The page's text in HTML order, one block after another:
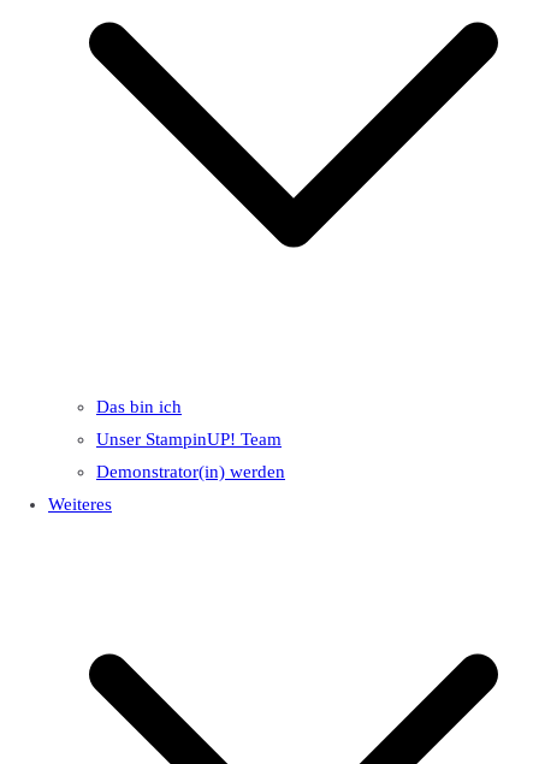
Das bin ich
Unser StampinUP! Team
Demonstrator(in) werden
Weiteres